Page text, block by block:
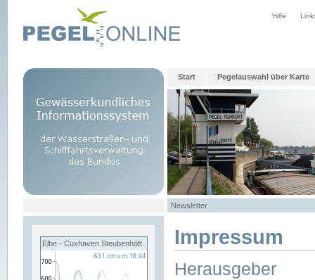
Hilfe
Start Pegelauswahl über Karte
Newsletter
Elbe - Cuxhaven Steubenhöft Impressum
Herausgeber